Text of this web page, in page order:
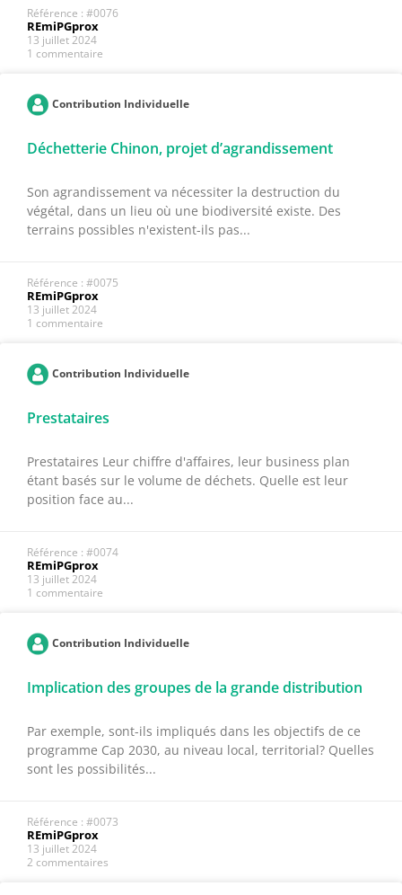
Référence : #0076
REmiPGprox
13 juillet 2024
1 commentaire
Contribution Individuelle
Déchetterie Chinon, projet d’agrandissement
Son agrandissement va nécessiter la destruction du
végétal, dans un lieu où une biodiversité existe. Des
terrains possibles n'existent-ils pas...
Référence : #0075
REmiPGprox
13 juillet 2024
1 commentaire
Contribution Individuelle
Prestataires
Prestataires Leur chiffre d'affaires, leur business plan
étant basés sur le volume de déchets. Quelle est leur
position face au...
Référence : #0074
REmiPGprox
13 juillet 2024
1 commentaire
Contribution Individuelle
Implication des groupes de la grande distribution
Par exemple, sont-ils impliqués dans les objectifs de ce
programme Cap 2030, au niveau local, territorial? Quelles
sont les possibilités...
Référence : #0073
REmiPGprox
13 juillet 2024
2 commentaires